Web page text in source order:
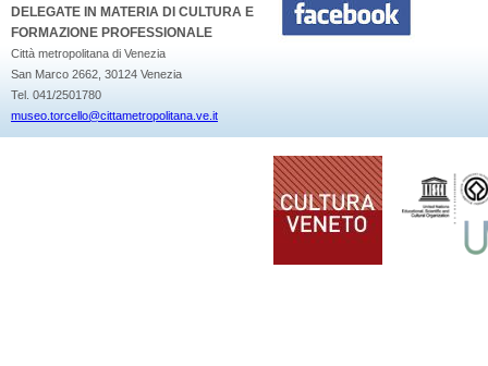
DELEGATE IN MATERIA DI CULTURA E
FORMAZIONE PROFESSIONALE
Città metropolitana di Venezia
San Marco 2662, 30124 Venezia
Tel. 041/2501780
museo.torcello@cittametropolitana.ve.it